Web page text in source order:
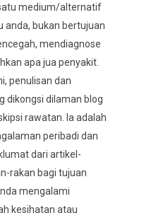
medium/alternatif
anda, bukan bertujuan
mendiagnose
apa jua penyakit.
penulisan dan
dikongsi dilaman blog
rawatan. Ia adalah
peribadi dan
dari artikel-
rakan bagi tujuan
mengalami
kesihatan atau